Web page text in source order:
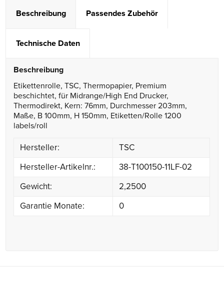
Beschreibung Passendes Zubehör
Technische Daten
Beschreibung
Etikettenrolle, TSC, Thermopapier, Premium
beschichtet, für Midrange/High End Drucker,
Thermodirekt, Kern: 76mm, Durchmesser 203mm,
Maße, B 100mm, H 150mm, Etiketten/Rolle 1200
labels/roll
Hersteller:
TSC
Hersteller-Artikelnr.:
38-T100150-11LF-02
Gewicht:
2,2500
Garantie Monate:
0